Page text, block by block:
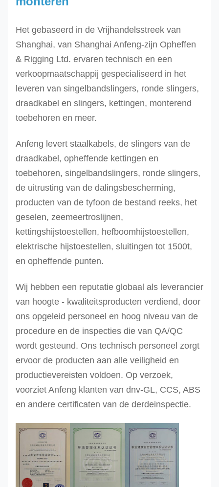
Het gebaseerd in de Vrijhandelsstreek van
Shanghai, van Shanghai Anfeng-zijn Opheffen
& Rigging Ltd. ervaren technisch en een
verkoopmaatschappij gespecialiseerd in het
leveren van singelbandslingers, ronde slingers,
draadkabel en slingers, kettingen, monterend
toebehoren en meer.
Anfeng levert staalkabels, de slingers van de
draadkabel, opheffende kettingen en
toebehoren, singelbandslingers, ronde slingers,
de uitrusting van de dalingsbescherming,
producten van de tyfoon de bestand reeks, het
geselen, zeemeertroslijnen,
kettingshijstoestellen, hefboomhijstoestellen,
elektrische hijstoestellen, sluitingen tot 1500t,
en opheffende punten.
Wij hebben een reputatie globaal als leverancier
van hoogte - kwaliteitsproducten verdiend, door
ons opgeleid personeel en hoog niveau van de
procedure en de inspecties die van QA/QC
wordt gesteund. Ons technisch personeel zorgt
ervoor de producten aan alle veiligheid en
productievereisten voldoen. Op verzoek,
voorziet Anfeng klanten van dnv-GL, CCS, ABS
en andere certificaten van de derdeinspectie.